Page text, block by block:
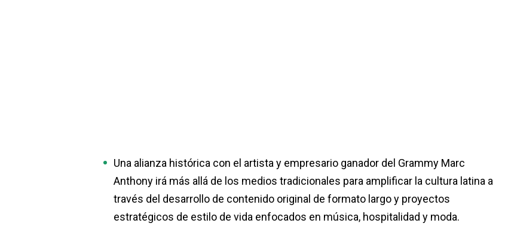
Una alianza histórica con el artista y empresario ganador del Grammy Marc
Anthony irá más allá de los medios tradicionales para amplificar la cultura latina a
través del desarrollo de contenido original de formato largo y proyectos
estratégicos de estilo de vida enfocados en música, hospitalidad y moda.